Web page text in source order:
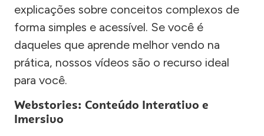
explicações sobre conceitos complexos de
forma simples e acessível. Se você é
daqueles que aprende melhor vendo na
prática, nossos vídeos são o recurso ideal
para você.
Webstories: Conteúdo Interativo e
Imersivo